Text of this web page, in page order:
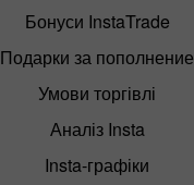
Бонуси InstaTrade
Подарки за пополнение
Умови торгівлі
Аналіз Insta
Insta-графіки